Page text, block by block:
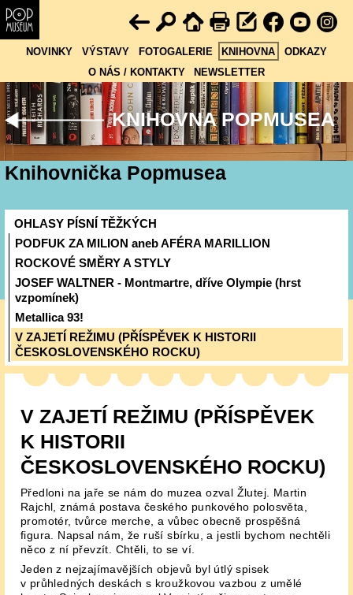
NOVINKY VÝSTAVY FOTOGALERIE KNIHOVNA
ODKAZY
O NÁS / KONTAKTY
NEWSLETTER
KNIHOVNA POPMUSEA
Knihovnička Popmusea
OHLASY PÍSNÍ TĚŽKÝCH
PODFUK ZA MILION aneb AFÉRA MARILLION
ROCKOVÉ SMĚRY A STYLY
JOSEF WALTNER - Montmartre, dříve Olympie (hrst
vzpomínek)
Metallica 93!
V ZAJETÍ REŽIMU (PŘÍSPĚVEK K HISTORII
ČESKOSLOVENSKÉHO ROCKU)
V ZAJETÍ REŽIMU (PŘÍSPĚVEK
K HISTORII
ČESKOSLOVENSKÉHO ROCKU)
Předloni na jaře se nám do muzea ozval Žlutej. Martin
Rajchl, známá postava českého punkového polosvěta,
promotér, tvůrce merche, a vůbec obecně prospěšná
figura. Napsal nám, že ruší sbírku, a jestli bychom nechtěli
něco z ní převzít. Chtěli, to se ví.
Jeden z nejzajímavějších objevů byl útlý spisek
v průhledných deskách s kroužkovou vazbou z umělé